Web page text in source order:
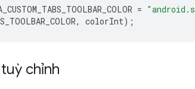
=
, colorInt);
chỉnh